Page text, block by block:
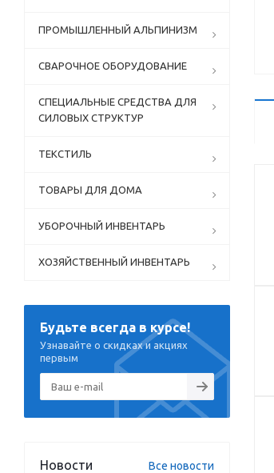
ПРОМЫШЛЕННЫЙ АЛЬПИНИЗМ
СВАРОЧНОЕ ОБОРУДОВАНИЕ
СПЕЦИАЛЬНЫЕ СРЕДСТВА ДЛЯ
СИЛОВЫХ СТРУКТУР
ТЕКСТИЛЬ
ТОВАРЫ ДЛЯ ДОМА
УБОРОЧНЫЙ ИНВЕНТАРЬ
ХОЗЯЙСТВЕННЫЙ ИНВЕНТАРЬ
Будьте всегда в курсе!
Узнавайте о скидках и акциях
первым
Новости Все новости